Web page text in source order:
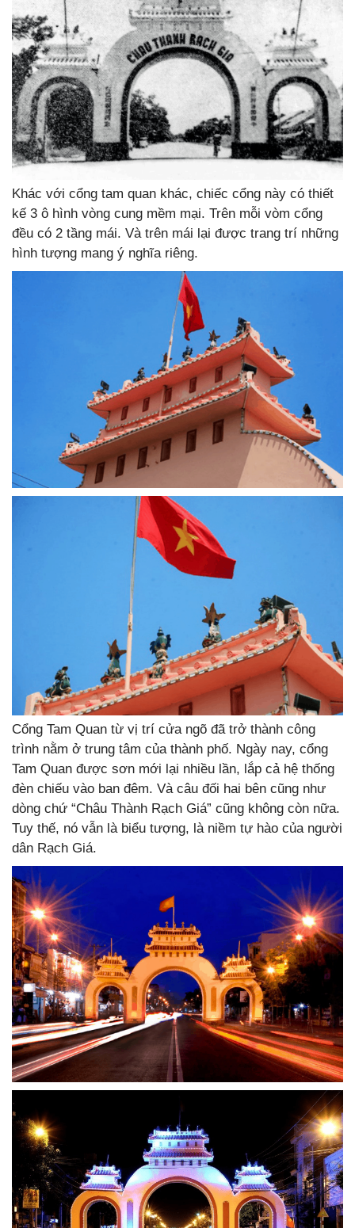
Khác với cổng tam quan khác, chiếc cổng này có thiết
kế 3 ô hình vòng cung mềm mại. Trên mỗi vòm cổng
đều có 2 tầng mái. Và trên mái lại được trang trí những
hình tượng mang ý nghĩa riêng.
Cổng Tam Quan từ vị trí cửa ngõ đã trở thành công
trình nằm ở trung tâm của thành phố. Ngày nay, cổng
Tam Quan được sơn mới lại nhiều lần, lắp cả hệ thống
đèn chiếu vào ban đêm. Và câu đối hai bên cũng như
dòng chứ “Châu Thành Rạch Giá” cũng không còn nữa.
Tuy thế, nó vẫn là biểu tượng, là niềm tự hào của người
dân Rạch Giá.